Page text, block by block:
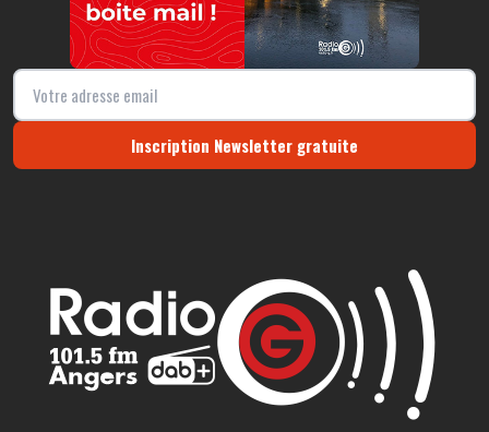
Inscription Newsletter gratuite